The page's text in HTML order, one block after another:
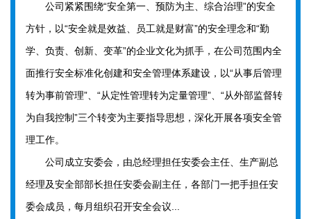
公司紧紧围绕“安全第一、预防为主、综合治理”的安全
方针，以“安全就是效益、员工就是财富”的安全理念和“勤
学、负责、创新、变革”的企业文化为抓手，在公司范围内全
面推行安全标准化创建和安全管理体系建设，以“从事后管理
转为事前管理”、“从定性管理转为定量管理”、“从外部监督转
为自我控制”三个转变为主要指导思想，深化开展各项安全管
理工作。
公司成立安委会，由总经理担任安委会主任、生产副总
经理及安全部部长担任安委会副主任，各部门一把手担任安
委会成员，每月组织召开安全会议...